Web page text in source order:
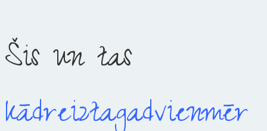
Šis un tas
kādreiztagadvienmēr